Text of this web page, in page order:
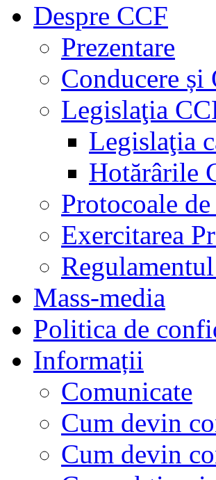
Despre CCF
Prezentare
Conducere și
Legislaţia
Legislaţia
Hotărârile
Protocoale
Exercitarea
Mass-media
Politica de
Informații
Comunicate
Cum devin
Cum devin